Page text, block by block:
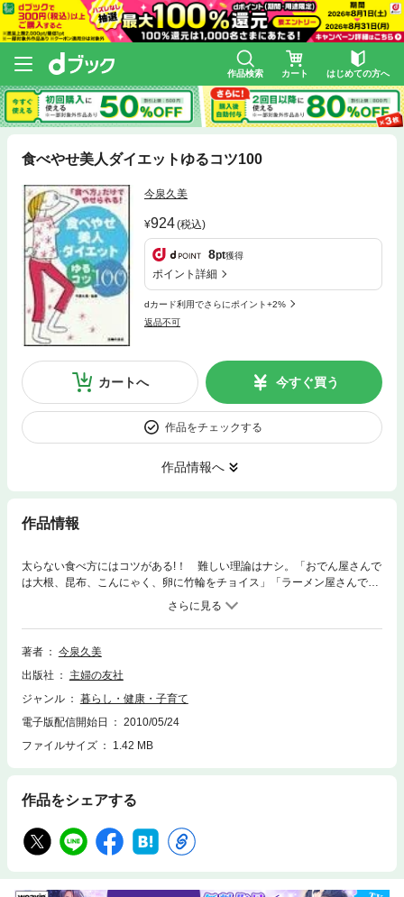
作品検索 カート はじめての方へ
食べやせ美人ダイエットゆるコツ100
今泉久美
924(税込)
8pt獲得
ポイント詳細
dカード利用でさらにポイント+2%
返品不可
カートへ 今すぐ買う
作品をチェックする
作品情報へ
作品情報
太らない食べ方にはコツがある!！ 難しい理論はナシ。「おでん屋さんで
は大根、昆布、こんにゃく、卵に竹輪をチョイス」「ラーメン屋さんでは
タンメン頼んでトッピングの野菜から平らげよう」「夜襲い晩御飯のデザ
ートは翌朝に回す」「ビール+焼酎の薄い水割りで楽しい宴会」など、シ
ーン別にすぐに実行できるわかりやすいコツばかりを集めました。エクサ
サイズやサプリメントに頼るダイエットとはもうサヨナラ！
著者
今泉久美
出版社
主婦の友社
ジャンル
暮らし・健康・子育て
電子版配信開始日
2010/05/24
ファイルサイズ
1.42 MB
作品をシェアする